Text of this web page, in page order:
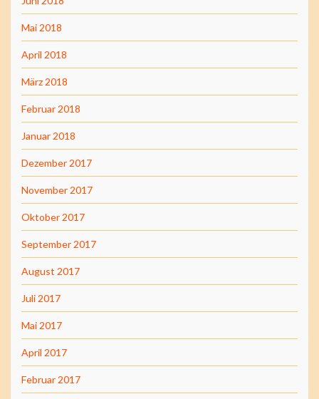
Mai 2018
April 2018
März 2018
Februar 2018
Januar 2018
Dezember 2017
November 2017
Oktober 2017
September 2017
August 2017
Juli 2017
Mai 2017
April 2017
Februar 2017